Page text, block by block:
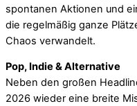
spontanen Aktionen und
die regelmäßig ganze
Chaos verwandelt.
Pop, Indie & Alternative
Neben den großen
2026 wieder eine breite